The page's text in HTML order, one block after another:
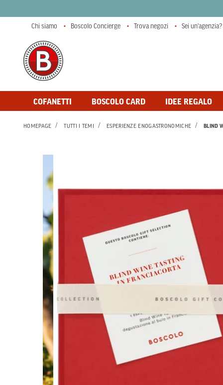
COFANETTI BOSCOLO CARD IDEE REGALO
Chi siamo Boscolo Concierge Trova negozi Sei un'agenzia?
HOMEPAGE TUTTI I TEMI ESPERIENZE ENOGASTRONOMICHE BLIND